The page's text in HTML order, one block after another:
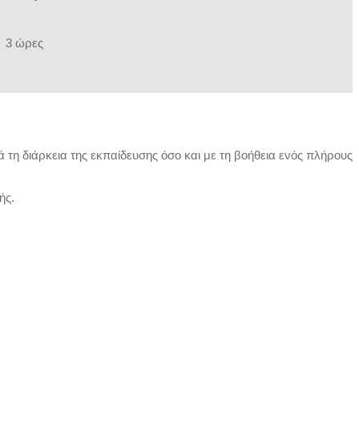
3 ώρες
διάρκεια της εκπαίδευσης όσο και με τη βοήθεια ενός πλήρους